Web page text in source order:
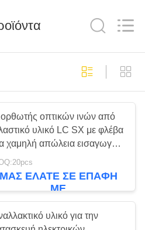
οπτικών ινών από
υλικό LC SX με φλέβα
χαμηλή απώλεια εισαγωγής
ευρύ εύρος θερμοκρασιών
ΜΑΣ ΕΛΆΤΕ ΣΕ ΕΠΑΦΉ
ΜΕ
υλικό για την